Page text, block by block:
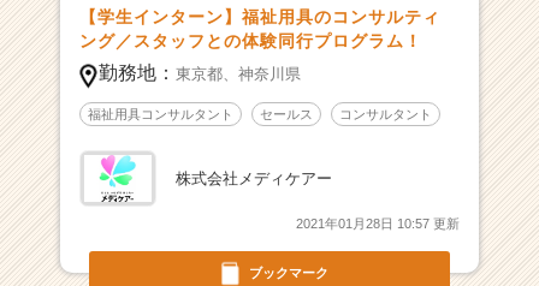
生
活
境
を
用
ブックマーク
【学生インターン】福祉用具のコンサルティ
ング／スタッフとの体験同行プログラム！
勤務地： 東京都、 神奈川県
福祉用具コンサルタント セールス コンサルタント
株式会社メディケアー
2021年01月28日 10:57 更新